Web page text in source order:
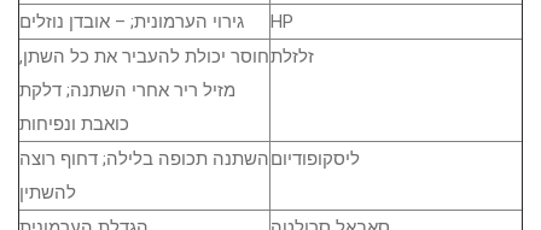
HP
גירוי הערמונית; – אובדן נוזלים
זלזלתחוסר יכולת להעביר את כל השתן,
מזיל ריר אחרי השתנה; דלקת
כואבת ונפיחות
ליסקופודיוםהשתנה תכופה בלילה; דחוף רוצה
להשתין